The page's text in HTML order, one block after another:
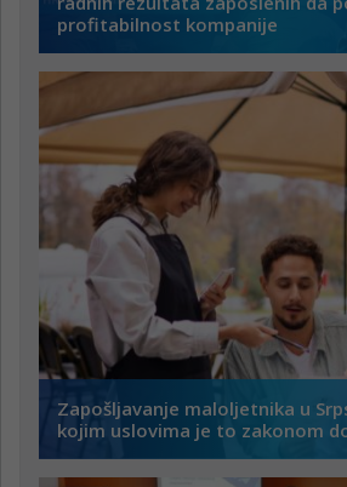
profitabilnost kompanije
Zapošljavanje maloljetnika u
kojim uslovima je to zakonom